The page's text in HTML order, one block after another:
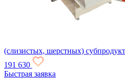
(слизистых, шерстных)
191 630
Быстрая заявка